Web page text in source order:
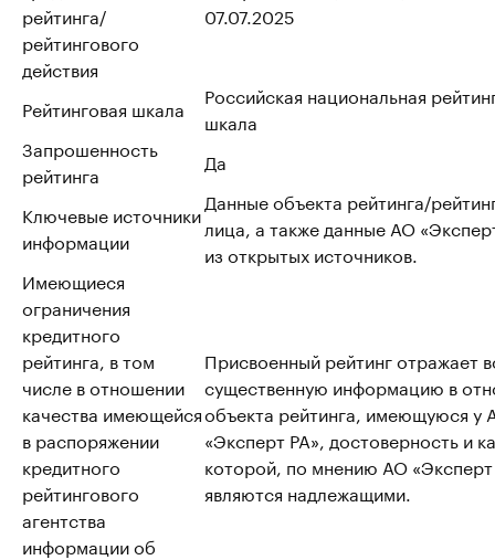
рейтинга/
рейтингового
действия
07.07.2025
Рейтинговая шкала
Российская национальная
шкала
Запрошенность
рейтинга
Да
Ключевые источники
информации
Данные объекта рейтинга/
лица, а также данные АО
из открытых источников.
Имеющиеся
ограничения
кредитного
рейтинга, в том
числе в отношении
качества имеющейся
в распоряжении
кредитного
рейтингового
агентства
информации об
Присвоенный рейтинг отражает
существенную информацию в
объекта рейтинга, имеющуюся у
«Эксперт РА», достоверность и
которой, по мнению АО
являются надлежащими.